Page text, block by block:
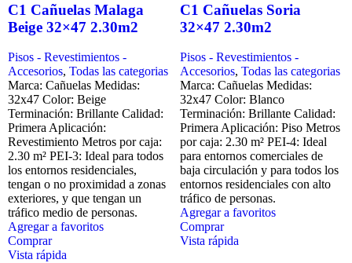
C1 Cañuelas Malaga
Beige 32×47 2.30m2
Pisos - Revestimientos -
Accesorios, Todas las categorias
Marca: Cañuelas Medidas:
32x47 Color: Beige
Terminación: Brillante Calidad:
Primera Aplicación:
Revestimiento Metros por caja:
2.30 m² PEI-3: Ideal para todos
los entornos residenciales,
tengan o no proximidad a zonas
exteriores, y que tengan un
tráfico medio de personas.
Agregar a favoritos
Comprar
Vista rápida
C1 Cañuelas Soria
32×47 2.30m2
Pisos - Revestimientos -
Accesorios, Todas las categorias
Marca: Cañuelas Medidas:
32x47 Color: Blanco
Terminación: Brillante Calidad:
Primera Aplicación: Piso Metros
por caja: 2.30 m² PEI-4: Ideal
para entornos comerciales de
baja circulación y para todos los
entornos residenciales con alto
tráfico de personas.
Agregar a favoritos
Comprar
Vista rápida